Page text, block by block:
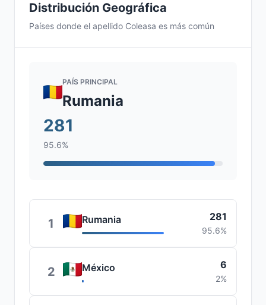
Distribución Geográfica
Países donde el apellido Coleasa es más común
PAÍS PRINCIPAL
Rumania
281
95.6%
1 Rumania 281
95.6%
2 México 6
2%